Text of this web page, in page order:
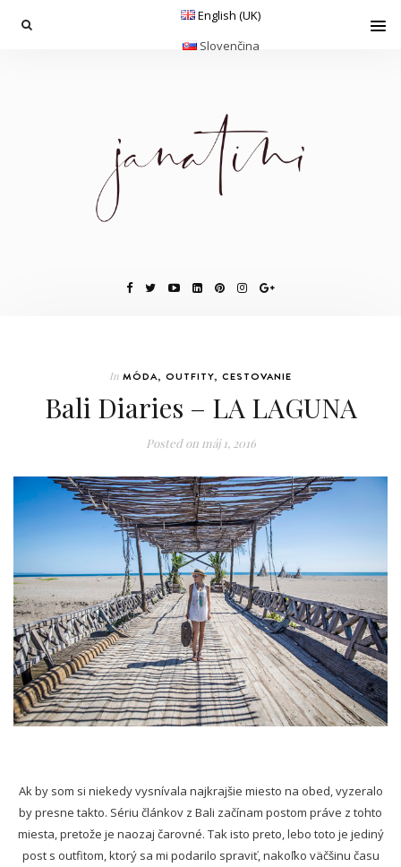
English (UK)
Slovenčina
In MÓDA, OUTFITY, CESTOVANIE
Bali Diaries – LA LAGUNA
Posted onmáj 1, 2016
Ak by som si niekedy vysnívala najkrajšie miesto na obed, vyzeralo
by presne takto. Sériu článkov z Bali začínam postom práve z tohto
miesta, pretože je naozaj čarovné. Tak isto preto,lebo toto je jediný
post s outfitom, ktorý sa mi podarilo spraviť, nakoľko väčšinu času